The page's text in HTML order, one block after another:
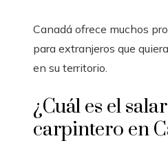
Canadá ofrece muchos
para extranjeros que
en su territorio.
¿Cuál es el
carpintero en